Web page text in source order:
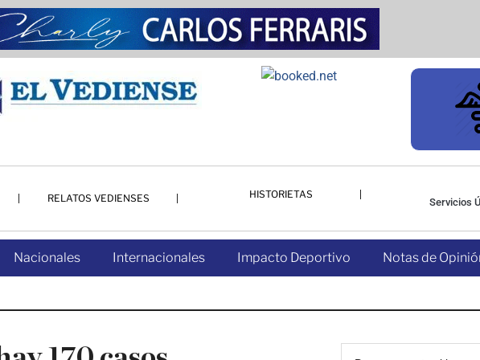
RELATOS VEDIENSES HISTORIETAS
Servicios
Nacionales Internacionales Impacto Deportivo Notas de